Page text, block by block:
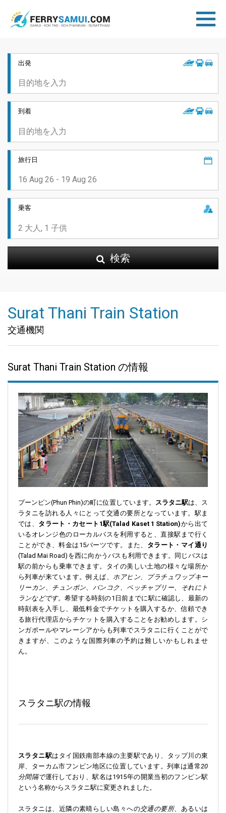
出発
到着
旅行日
乗客
検索
Surat Thani Train Station
交通機関
Surat Thani Train Station の情報
プーンピン(Phun Phin)の町に位置しています。 スラタニ駅は、ス
ラタニを訪れる人々にとって交通の要所となっています。駅ま
では、 タラート・カセート1駅(Talad Kaset 1 Station)から出て
いるオレンジ色のローカルバスを利用すると、直接駅まで行く
ことができ、料金は15バーツです。また、 タラート・マイ通り
(Talad Mai Road)を西に向かうバスも利用できます。同じバスは
駅の前からも乗車できます。タイの美しい土地の様々な場所か
ら列車が来ています。例えば、 ホアヒン、プラチュワップキー
リーカン、チュンポン、バンコク、ペッチャブリー、それにト
ランなどです。希望する時刻の1日前までに駅に確認し、最新の
時刻表を入手し、最低料金でチケットを購入するか、信頼でき
る旅行代理店からチケットを購入することをお勧めします。シ
ンガポールやマレーシアからも列車でスラタニに行くことがで
きますが、このような国際列車の予約は難しいかもしれませ
ん。
スラタニ駅の情報
スラタニ駅はタイ国鉄南部本線の主要駅であり、タップ川の東
岸、ターカム市フンピン地区に位置しています。列車は通常20
分間隔で運行しており、駅名は1915年の開業当初のフンピン駅
という名称からスラタニ駅に変更されました。
スラタニは、近隣の素晴らしい島々への交通の要所、あるいは